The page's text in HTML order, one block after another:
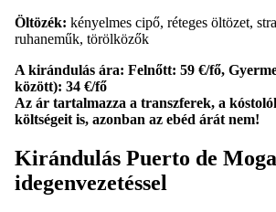
Öltözék: kényelmes cipő, réteges öltözet,
ruhaneműk, törölközők
A kirándulás ára: Felnőtt: 59 €/fő,
között): 34 €/fő
Az ár tartalmazza a transzferek, a
költségeit is, azonban az ebéd árát nem!
Kirándulás Puerto de
idegenvezetéssel